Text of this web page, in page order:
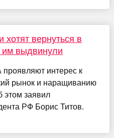
хотят вернуться в
им выдвинули
интерес к
рынок и наращиванию
этом заявил
РФ Борис Титов.